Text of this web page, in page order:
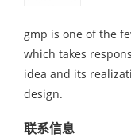
gmp is one of the
which takes
idea and its
design.
联系信息